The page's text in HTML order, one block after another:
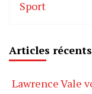
Sport
Articles récents
Lawrence Vale